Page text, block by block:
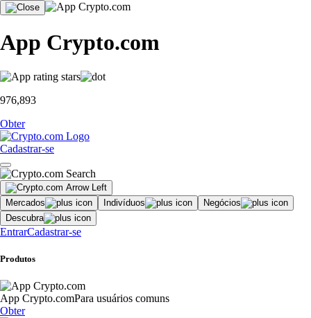
App Crypto.com
976,893
Obter
Cadastrar-se
Mercados Indivíduos
Negócios
Descubra
EntrarCadastrar-se
Produtos
App Crypto.comPara usuários comuns
Obter